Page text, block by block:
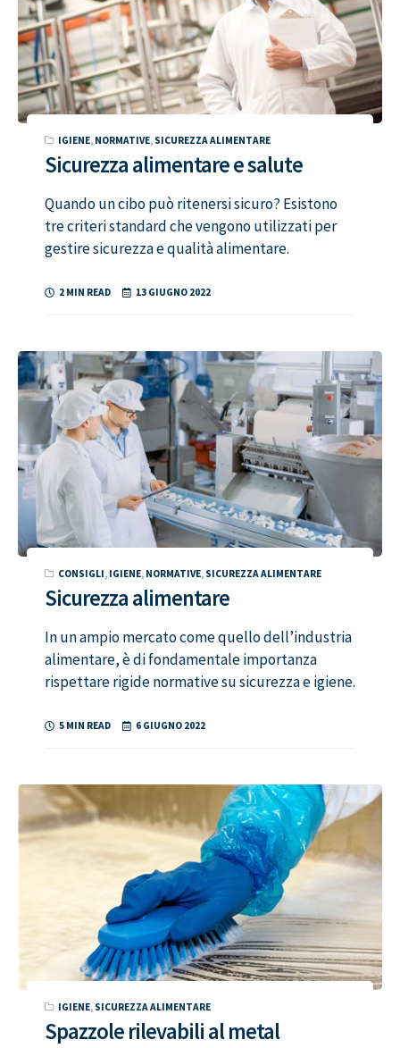
IGIENE, NORMATIVE, SICUREZZA ALIMENTARE
Sicurezza alimentare e salute
Quando un cibo può ritenersi sicuro? Esistono
tre criteri standard che vengono utilizzati per
gestire sicurezza e qualità alimentare.
2 MIN READ 13 GIUGNO 2022
CONSIGLI, IGIENE, NORMATIVE, SICUREZZA ALIMENTARE
Sicurezza alimentare
In un ampio mercato come quello dell’industria
alimentare, è di fondamentale importanza
rispettare rigide normative su sicurezza e igiene.
5 MIN READ 6 GIUGNO 2022
IGIENE, SICUREZZA ALIMENTARE
Spazzole rilevabili al metal